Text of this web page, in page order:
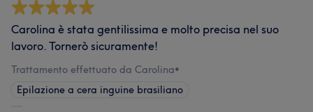
Carolina è stata gentilissima e molto precisa nel suo
lavoro. Tornerò sicuramente!
Trattamento effettuato da Carolina•
Epilazione a cera inguine brasiliano